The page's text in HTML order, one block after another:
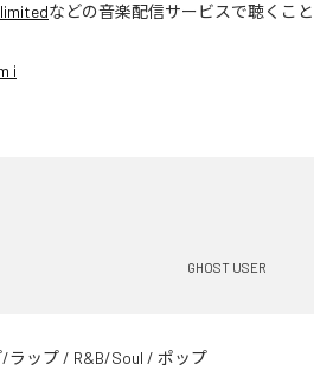
などの音楽配信サービスで聴くこと
i
GHOST USER
/ラップ / R&B/Soul / ポップ